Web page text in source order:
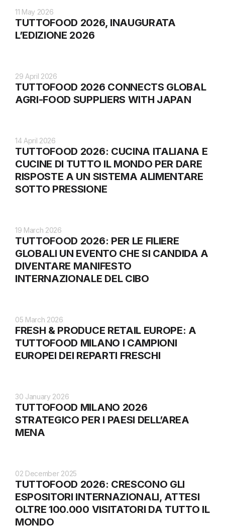
11 May 2026
TUTTOFOOD 2026, INAUGURATA
L’EDIZIONE 2026
29 April 2026
TUTTOFOOD 2026 CONNECTS GLOBAL
AGRI-FOOD SUPPLIERS WITH JAPAN
14 April 2026
TUTTOFOOD 2026: CUCINA ITALIANA E
CUCINE DI TUTTO IL MONDO PER DARE
RISPOSTE A UN SISTEMA ALIMENTARE
SOTTO PRESSIONE
19 March 2026
TUTTOFOOD 2026: PER LE FILIERE
GLOBALI UN EVENTO CHE SI CANDIDA A
DIVENTARE MANIFESTO
INTERNAZIONALE DEL CIBO
05 March 2026
FRESH & PRODUCE RETAIL EUROPE: A
TUTTOFOOD MILANO I CAMPIONI
EUROPEI DEI REPARTI FRESCHI
30 January 2026
TUTTOFOOD MILANO 2026
STRATEGICO PER I PAESI DELL’AREA
MENA
02 December 2025
TUTTOFOOD 2026: CRESCONO GLI
ESPOSITORI INTERNAZIONALI, ATTESI
OLTRE 100.000 VISITATORI DA TUTTO IL
MONDO